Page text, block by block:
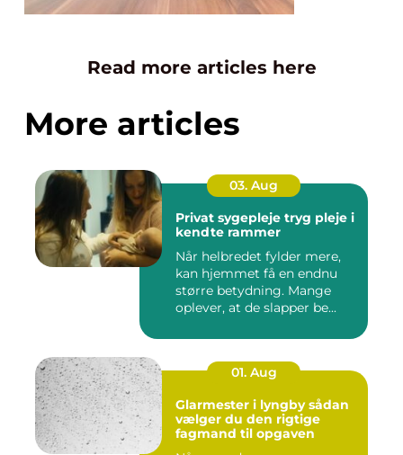
Read more articles here
More articles
03. Aug
Privat sygepleje tryg pleje i
kendte rammer
Når helbredet fylder mere,
kan hjemmet få en endnu
større betydning. Mange
oplever, at de slapper be...
01. Aug
Glarmester i lyngby sådan
vælger du den rigtige
fagmand til opgaven